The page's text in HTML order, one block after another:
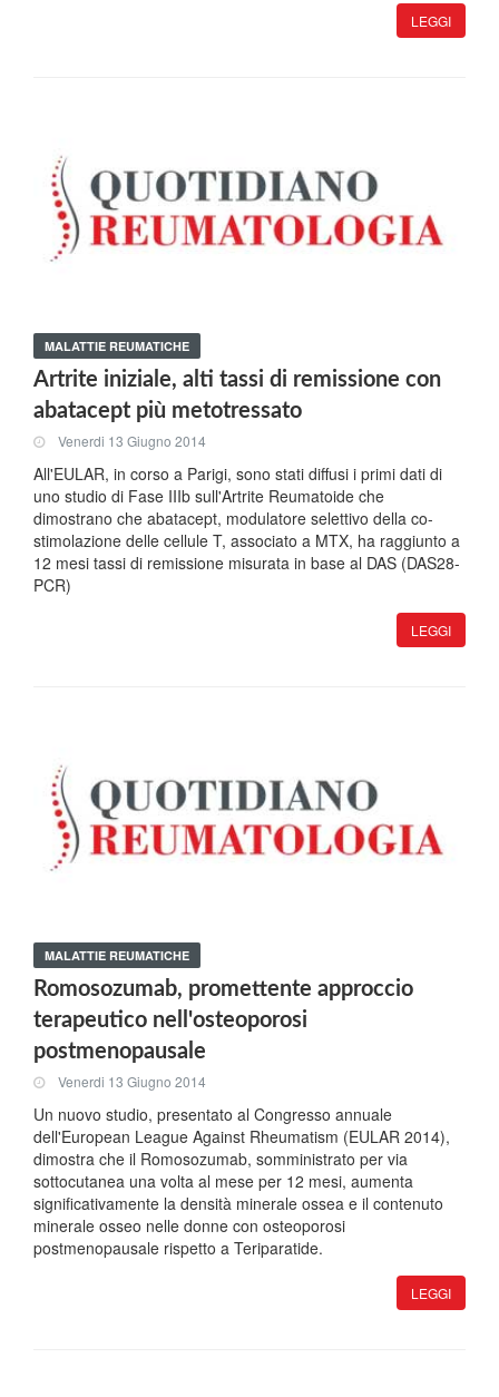
LEGGI
MALATTIE REUMATICHE
Artrite iniziale, alti tassi di remissione con
abatacept più metotressato
Venerdi 13 Giugno 2014
All'EULAR, in corso a Parigi, sono stati diffusi i primi dati di
uno studio di Fase IIIb sull'Artrite Reumatoide che
dimostrano che abatacept, modulatore selettivo della co-
stimolazione delle cellule T, associato a MTX, ha raggiunto a
12 mesi tassi di remissione misurata in base al DAS (DAS28-
PCR)
LEGGI
MALATTIE REUMATICHE
Romosozumab, promettente approccio
terapeutico nell'osteoporosi
postmenopausale
Venerdi 13 Giugno 2014
Un nuovo studio, presentato al Congresso annuale
dell'European League Against Rheumatism (EULAR 2014),
dimostra che il Romosozumab, somministrato per via
sottocutanea una volta al mese per 12 mesi, aumenta
significativamente la densità minerale ossea e il contenuto
minerale osseo nelle donne con osteoporosi
postmenopausale rispetto a Teriparatide.
LEGGI